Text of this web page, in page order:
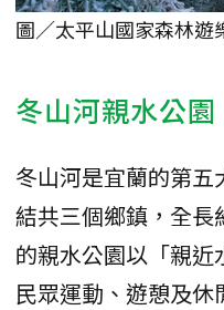
圖／太平山國家森林遊
冬山河親水公園
冬山河是宜蘭的第
結共三個鄉鎮，全長
的親水公園以「親
民眾運動、遊憩及